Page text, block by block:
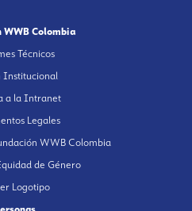
WWB Colombia
Técnicos
Institucional
a la Intranet
Legales
WWB Colombia
de Género
Logotipo